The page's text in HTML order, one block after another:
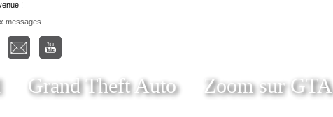
!
messages
Grand Theft Auto Zoom sur GTA